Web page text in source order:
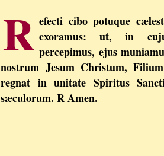
R efecti cibo potuque
exoramus: ut, in
percepimus, ejus
nostrum Jesum Christum,
regnat in unitate Spiritus
sæculorum. R Amen.